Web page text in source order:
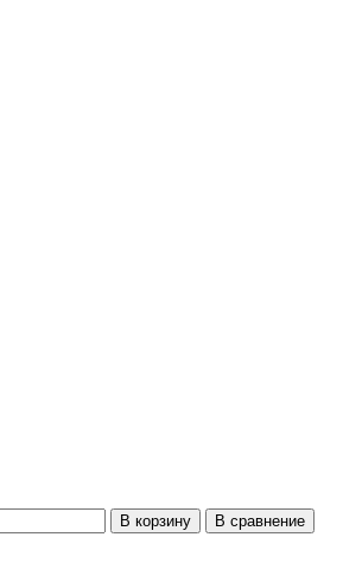
В корзину
В сравнение